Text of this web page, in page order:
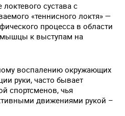
сустава с
«теннисного локтя» —
процесса в области
мышцы к выступам на
воспалению окружающих
руки, часто бывает
спортсменов, чья
движениями рукой –